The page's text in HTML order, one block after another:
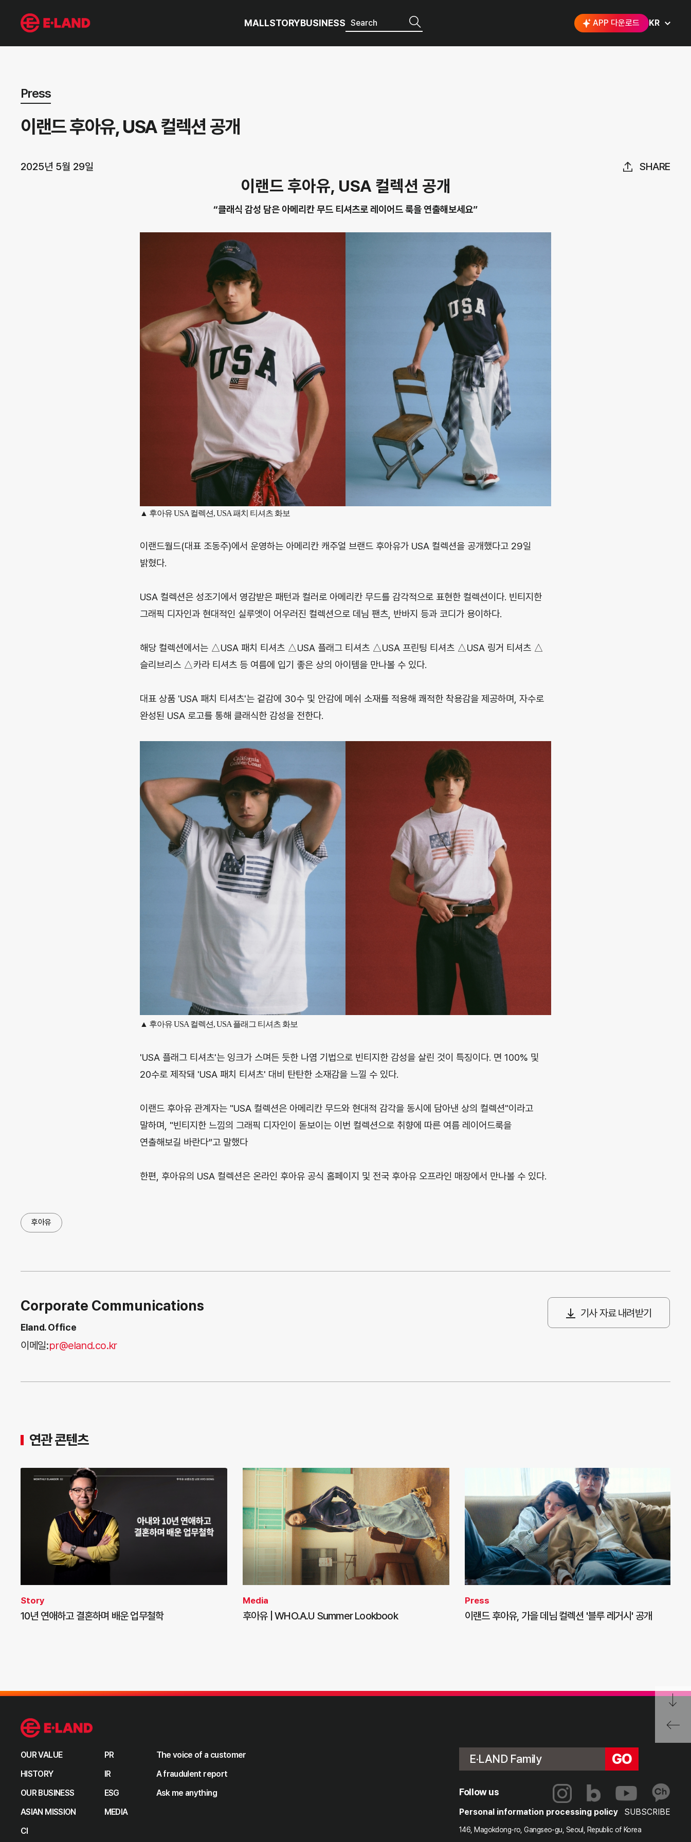
MALLSTORYBUSINESS APP 다운로드 KR
뉴스 상세보기
Press
이랜드 후아유, USA 컬렉션 공개
2025년 5월 29일 SHARE
이랜드 후아유, USA 컬렉션 공개
“클래식 감성 담은 아메리칸 무드 티셔츠로 레이어드 룩을 연출해보세요”
▲ 후아유 USA 컬렉션, USA 패치 티셔츠 화보
이랜드월드(대표 조동주)에서 운영하는 아메리칸 캐주얼 브랜드 후아유가 USA 컬렉션을 공개했다고 29일
밝혔다.
USA 컬렉션은 성조기에서 영감받은 패턴과 컬러로 아메리칸 무드를 감각적으로 표현한 컬렉션이다. 빈티지한
그래픽 디자인과 현대적인 실루엣이 어우러진 컬렉션으로 데님 팬츠, 반바지 등과 코디가 용이하다.
해당 컬렉션에서는 △USA 패치 티셔츠 △USA 플래그 티셔츠 △USA 프린팅 티셔츠 △USA 링거 티셔츠 △
슬리브리스 △카라 티셔츠 등 여름에 입기 좋은 상의 아이템을 만나볼 수 있다.
대표 상품 'USA 패치 티셔츠'는 겉감에 30수 및 안감에 메쉬 소재를 적용해 쾌적한 착용감을 제공하며, 자수로
완성된 USA 로고를 통해 클래식한 감성을 전한다.
▲ 후아유 USA 컬렉션, USA 플래그 티셔츠 화보
'USA 플래그 티셔츠'는 잉크가 스며든 듯한 나염 기법으로 빈티지한 감성을 살린 것이 특징이다. 면 100% 및
20수로 제작돼 'USA 패치 티셔츠' 대비 탄탄한 소재감을 느낄 수 있다.
이랜드 후아유 관계자는 "USA 컬렉션은 아메리칸 무드와 현대적 감각을 동시에 담아낸 상의 컬렉션"이라고
말하며, "빈티지한 느낌의 그래픽 디자인이 돋보이는 이번 컬렉션으로 취향에 따른 여름 레이어드룩을
연출해보길 바란다”고 말했다
한편, 후아유의 USA 컬렉션은 온라인 후아유 공식 홈페이지 및 전국 후아유 오프라인 매장에서 만나볼 수 있다.
후아유
기사 자료 내려받기
Corporate Communications
Eland. Office
이메일:pr@eland.co.kr
연관 콘텐츠
Story
10년 연애하고 결혼하며 배운 업무철학
Media
후아유 | WHO.A.U Summer Lookbook
Press
이랜드 후아유, 가을 데님 컬렉션 '블루 레거시' 공개
OUR VALUE
HISTORY
OUR BUSINESS
ASIAN MISSION
CI
PR
IR
ESG
MEDIA
The voice of a customer
A fraudulent report
Ask me anything
E·LAND Family GO
Follow us
Personal information processing policy SUBSCRIBE
146, Magokdong-ro, Gangseo-gu, Seoul, Republic of Korea